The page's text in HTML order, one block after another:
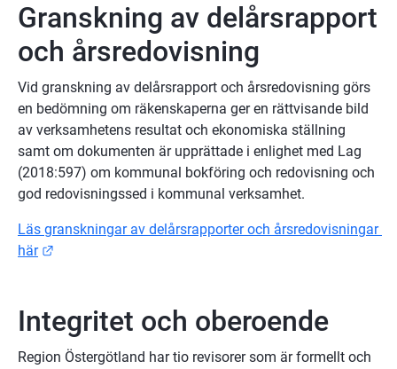
Granskning av delårsrapport
och årsredovisning
Vid granskning av delårsrapport och årsredovisning görs
en bedömning om räkenskaperna ger en rättvisande bild
av verksamhetens resultat och ekonomiska ställning
samt om dokumenten är upprättade i enlighet med Lag
(2018:597) om kommunal bokföring och redovisning och
god redovisningssed i kommunal verksamhet.
Läs granskningar av delårsrapporter och årsredovisningar
här
Integritet och oberoende
Region Östergötland har tio revisorer som är formellt och